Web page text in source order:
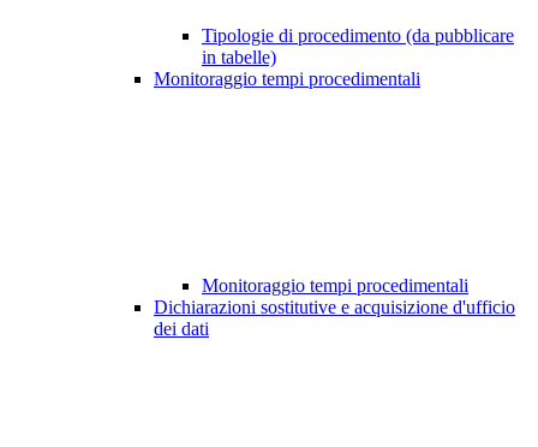
Tipologie di procedimento (da pubblicare
in tabelle)
Monitoraggio tempi procedimentali
Monitoraggio tempi procedimentali
Dichiarazioni sostitutive e acquisizione d'ufficio
dei dati